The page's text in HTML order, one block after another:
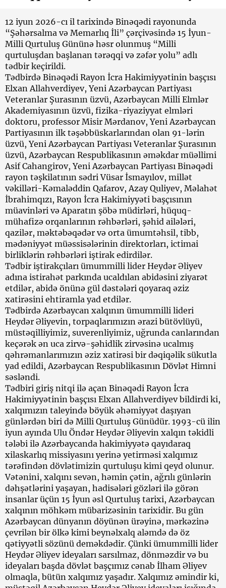
12 iyun 2026-cı il tarixində Binəqədi rayonunda
“Şəhərsalma və Memarlıq İli” çərçivəsində 15 İyun-
Milli Qurtuluş Gününə həsr olunmuş “Milli
qurtuluşdan başlanan tərəqqi və zəfər yolu” adlı
tədbir keçirildi.
Tədbirdə Binəqədi Rayon İcra Hakimiyyətinin başçısı
Elxan Allahverdiyev, Yeni Azərbaycan Partiyası
Veteranlar Şurasının üzvü, Azərbaycan Milli Elmlər
Akademiyasının üzvü, fizika-riyaziyyat elmləri
doktoru, professor Misir Mərdanov, Yeni Azərbaycan
Partiyasının ilk təşəbbüskarlarından olan 91-lərin
üzvü, Yeni Azərbaycan Partiyası Veteranlar Şurasının
üzvü, Azərbaycan Respublikasının əməkdar müəllimi
Asif Cahangirov, Yeni Azərbaycan Partiyası Binəqədi
rayon təşkilatının sədri Vüsar İsmayılov, millət
vəkilləri-Kəmaləddin Qafarov, Azay Quliyev, Məlahət
İbrahimqızı, Rayon İcra Hakimiyyəti başçısının
müavinləri və Aparatın şöbə müdirləri, hüquq-
mühafizə orqanlarının rəhbərləri, şəhid ailələri,
qazilər, məktəbəqədər və orta ümumtəhsil, tibb,
mədəniyyət müəssisələrinin direktorları, ictimai
birliklərin rəhbərləri iştirak edirdilər.
Tədbir iştirakçıları ümummilli lider Heydər Əliyev
adına istirahət parkında ucaldılan abidəsini ziyarət
etdilər, abidə önünə gül dəstələri qoyaraq əziz
xatirəsini ehtiramla yad etdilər.
Tədbirdə Azərbaycan xalqının ümummilli lideri
Heydər Əliyevin, torpaqlarımızın ərazi bütövlüyü,
müstəqilliyimiz, suverenliyimiz, uğrunda canlarından
keçərək ən uca zirvə-şəhidlik zirvəsinə ucalmış
qəhrəmanlarımızın əziz xatirəsi bir dəqiqəlik sükutla
yad edildi, Azərbaycan Respublikasının Dövlət Himni
səsləndi.
Tədbiri giriş nitqi ilə açan Binəqədi Rayon İcra
Hakimiyyətinin başçısı Elxan Allahverdiyev bildirdi ki,
xalqımızın taleyində böyük əhəmiyyət daşıyan
günlərdən biri də Milli Qurtuluş Günüdür. 1993-cü ilin
iyun ayında Ulu Öndər Heydər Əliyevin xalqın təkidli
tələbi ilə Azərbaycanda hakimiyyətə qayıdaraq
xilaskarlıq missiyasını yerinə yetirməsi xalqımız
tərəfindən dövlətimizin qurtuluşu kimi qeyd olunur.
Vətənini, xalqını sevən, həmin çətin, ağrılı günlərin
dəhşətlərini yaşayan, hadisələri gözləri ilə görən
insanlar üçün 15 İyun əsl Qurtuluş tarixi, Azərbaycan
xalqının möhkəm mübarizəsinin tarixidir. Bu gün
Azərbaycan dünyanın döyünən ürəyinə, mərkəzinə
çevrilən bir ölkə kimi beynəlxalq aləmdə də öz
qətiyyətli sözünü deməkdədir. Çünki ümummilli lider
Heydər Əliyev ideyaları sarsılmaz, dönməzdir və bu
ideyaları başda dövlət başçımız cənab İlham Əliyev
olmaqla, bütün xalqımız yaşadır. Xalqımız əmindir ki,